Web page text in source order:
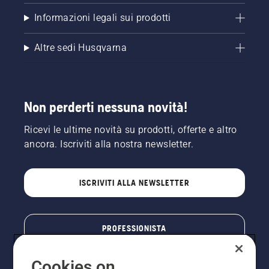
Informazioni legali sui prodotti
Altre sedi Husqvarna
Non perderti nessuna novità!
Ricevi le ultime novità su prodotti, offerte e altro
ancora. Iscriviti alla nostra newsletter.
ISCRIVITI ALLA NEWSLETTER
PROFESSIONISTA